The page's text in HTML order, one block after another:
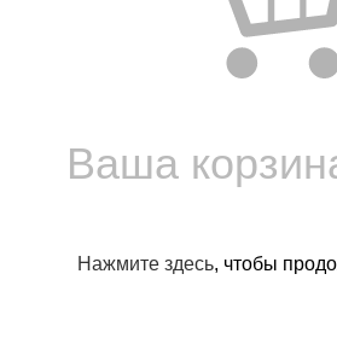
Ваша
Нажмите здесь, чтобы